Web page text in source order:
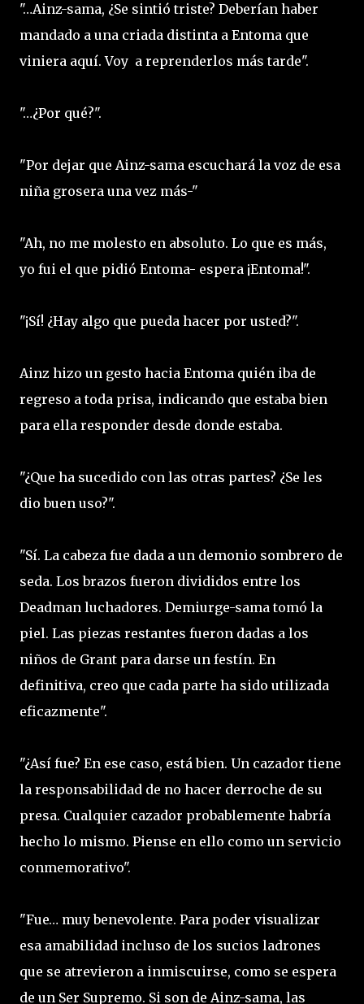
"…Ainz-sama, ¿Se sintió triste? Deberían haber
mandado a una criada distinta a Entoma que
viniera aquí. Voy a reprenderlos más tarde".
"…¿Por qué?".
"Por dejar que Ainz-sama escuchará la voz de esa
niña grosera una vez más-"
"Ah, no me molesto en absoluto. Lo que es más,
yo fui el que pidió Entoma- espera ¡Entoma!".
"¡Sí! ¿Hay algo que pueda hacer por usted?".
Ainz hizo un gesto hacia Entoma quién iba de
regreso a toda prisa, indicando que estaba bien
para ella responder desde donde estaba.
"¿Que ha sucedido con las otras partes? ¿Se les
dio buen uso?".
"Sí. La cabeza fue dada a un demonio sombrero de
seda. Los brazos fueron divididos entre los
Deadman luchadores. Demiurge-sama tomó la
piel. Las piezas restantes fueron dadas a los
niños de Grant para darse un festín. En
definitiva, creo que cada parte ha sido utilizada
eficazmente".
"¿Así fue? En ese caso, está bien. Un cazador tiene
la responsabilidad de no hacer derroche de su
presa. Cualquier cazador probablemente habría
hecho lo mismo. Piense en ello como un servicio
conmemorativo".
"Fue… muy benevolente. Para poder visualizar
esa amabilidad incluso de los sucios ladrones
que se atrevieron a inmiscuirse, como se espera
de un Ser Supremo. Si son de Ainz-sama, las